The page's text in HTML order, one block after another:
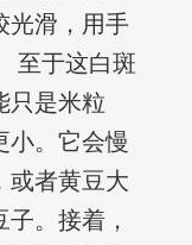
光滑，用手
至于这白斑
只是米粒
小。它会慢
或者黄豆大
。接着，